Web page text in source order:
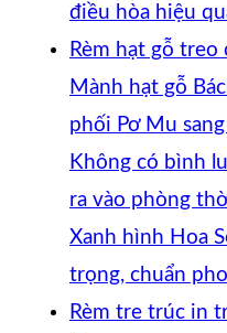
điều hòa hiệu
Rèm hạt gỗ
Mành hạt gỗ
phối Pơ Mu
Không có bình
ra vào phòng
Xanh hình Hoa
trọng, chuẩn
Rèm tre trúc in